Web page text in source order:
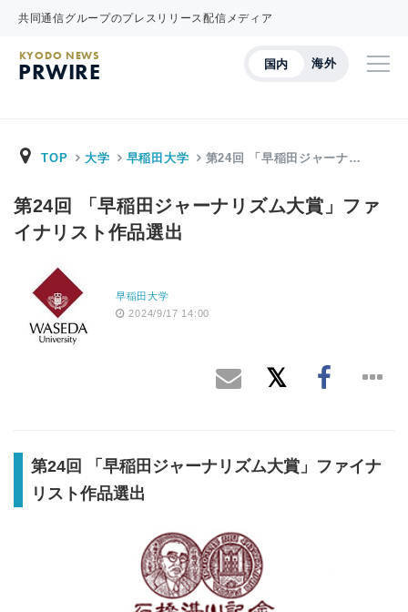
共同通信グループのプレスリリース配信メディア
国内 海外
KYODO NEWS
PRWIRE
TOP 大学 早稲田大学 第24回 「早稲田ジャーナ…
第24回 「早稲田ジャーナリズム大賞」ファ
イナリスト作品選出
早稲田大学
2024/9/17 14:00
第24回 「早稲田ジャーナリズム大賞」ファイナ
リスト作品選出